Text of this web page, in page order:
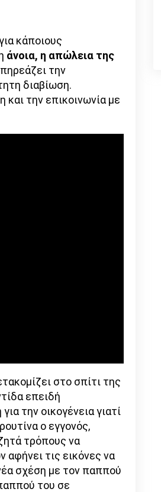
κάποιους
άνοια, η απώλεια της
την
διαβίωση.
και την επικοινωνία με
στο σπίτι της
επειδή
την οικογένεια γιατί
ο εγγονός,
τρόπους να
τις εικόνες να
σχέση με τον παππού
του σε